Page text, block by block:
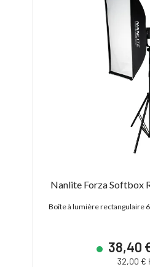
Nanlite Forza Softbox
Boîte à lumière rectangulaire
38,40
32,00 €